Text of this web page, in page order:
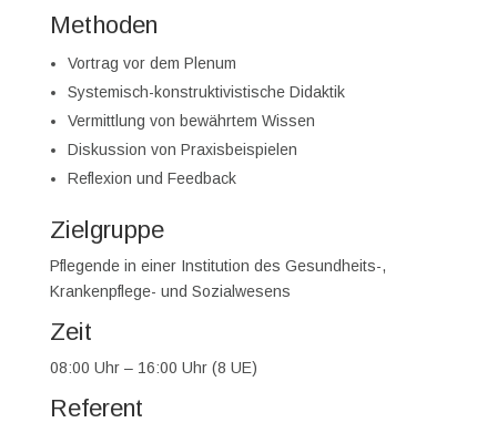
Methoden
Vortrag vor dem Plenum
Systemisch-konstruktivistische Didaktik
Vermittlung von bewährtem Wissen
Diskussion von Praxisbeispielen
Reflexion und Feedback
Zielgruppe
Pflegende in einer Institution des Gesundheits-,
Krankenpflege- und Sozialwesens
Zeit
08:00 Uhr – 16:00 Uhr (8 UE)
Referent